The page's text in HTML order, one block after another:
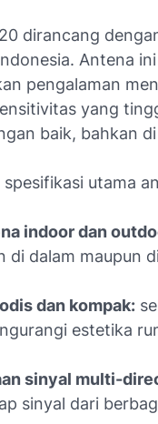
dirancang
Antena
pengalaman
yang
baik, bahkan
spesifikasi utama
indoor dan
di dalam maupun
dan kompak:
estetika
sinyal multi-
sinyal dari